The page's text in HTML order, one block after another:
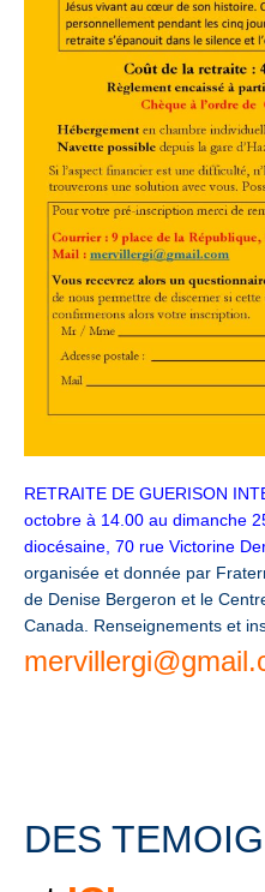
RETRAITE DE GUERISON
octobre à 14.00 au dimanche
diocésaine, 70 rue Victorine
organisée et donnée par
de Denise Bergeron et le
Canada. Renseignements et
mervillergi
DES